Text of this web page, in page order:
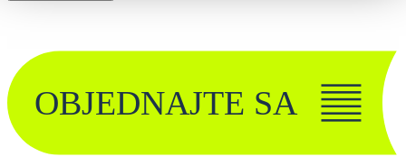
OBJEDNAJTE SA